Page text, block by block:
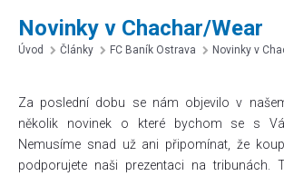
Novinky v Chachar/Wear
Úvod Články FC Baník Ostrava Novinky v
Za poslední dobu se nám objevilo v
několik novinek o které bychom se s
Nemusíme snad už ani připomínat, že
podporujete naši prezentaci na tribunách.